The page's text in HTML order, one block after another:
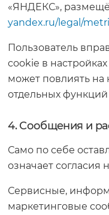
«ЯНДЕКС»,
yandex.ru/legal/
Пользователь
cookie в
может повлиять на
отдельных функций
4. Сообщения и
Само по себе
означает согласия
Сервисные,
маркетинговые